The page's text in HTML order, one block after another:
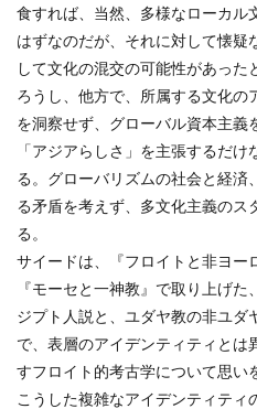
食すれば、当然、多様なローカル
はずなのだが、それに対して懐疑
して文化の混交の可能性があっ
ろうし、他方で、所属する文化の
を洞察せず、グローバル資本主義
「アジアらしさ」を主張するだ
る。グローバリズムの社会と経済
る矛盾を考えず、多文化主義のス
る。
サイードは、『フロイトと非ヨー
『モーセと一神教』で取り上げ
ジプト人説と、ユダヤ教の非ユダ
で、表層のアイデンティティとは
すフロイト的考古学について思い
こうした複雑なアイデンティティ